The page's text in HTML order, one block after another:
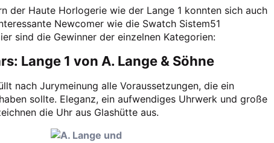
der Haute Horlogerie wie der Lange 1 konnten sich auch
Newcomer wie die Swatch Sistem51
sind die Gewinner der einzelnen Kategorien:
Lange 1 von A. Lange & Söhne
nach Jurymeinung alle Voraussetzungen, die ein
sollte. Eleganz, ein aufwendiges Uhrwerk und große
die Uhr aus Glashütte aus.